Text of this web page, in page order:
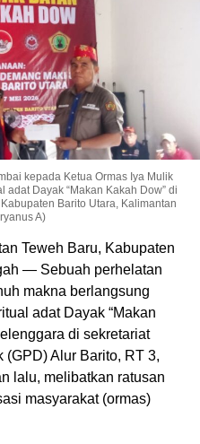
kepada Ketua Ormas Iya Mulik
Dayak “Makan Kakah Dow” di
Barito Utara, Kalimantan
A)
Teweh Baru, Kabupaten
— Sebuah perhelatan
makna berlangsung
adat Dayak “Makan
di sekretariat
Alur Barito, RT 3,
lalu, melibatkan ratusan
masyarakat (ormas)